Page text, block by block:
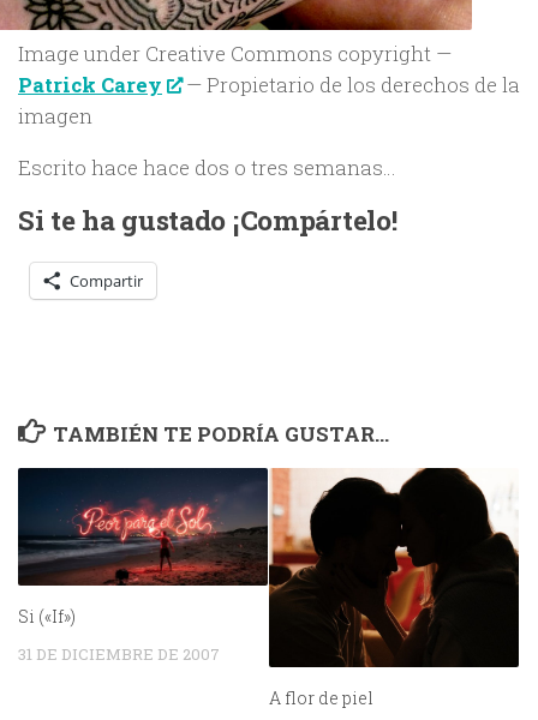
Image under Creative Commons copyright —
Patrick Carey
— Propietario de los derechos de la
imagen
Escrito hace hace dos o tres semanas…
Si te ha gustado ¡Compártelo!
Compartir
TAMBIÉN TE PODRÍA GUSTAR...
Si («If»)
31 DE DICIEMBRE DE 2007
A flor de piel